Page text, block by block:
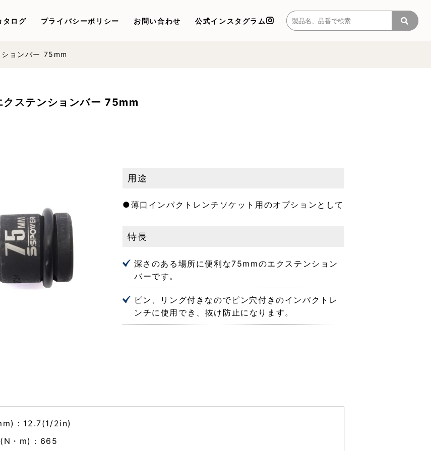
タログ プライバシーポリシー お問い合わせ 公式インスタグラム
ョンバー 75mm
クステンションバー 75mm
用途
●薄口インパクトレンチソケット用のオプションとして
特長
深さのある場所に便利な75mmのエクステンション
バーです。
ピン、リング付きなのでピン穴付きのインパクトレ
ンチに使用でき、抜け防止になります。
：12.7(1/2in)
・m)：665